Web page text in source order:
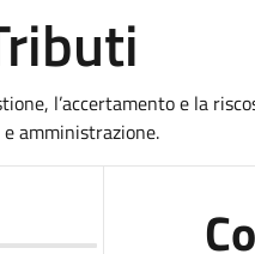
l’accertamento e la
amministrazione.